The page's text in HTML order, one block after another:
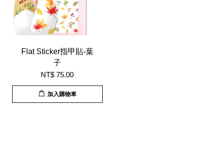
Flat Sticker指甲貼-葉
子
NT$ 75.00
加入購物車